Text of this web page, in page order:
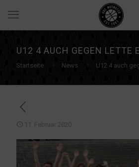
U12 4 AUCH GEGEN LETTE
Startseite News U12 4 auch
11. Februar 2020